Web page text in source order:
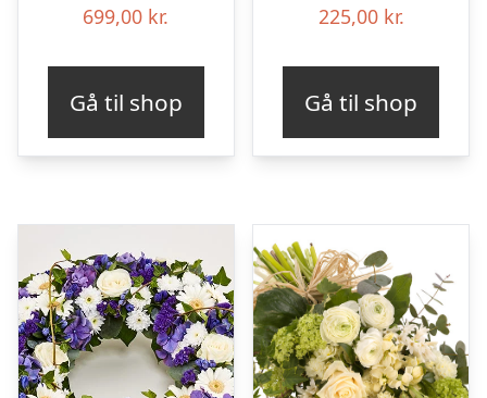
699,00 kr.
Gå til shop
225,00 kr.
Gå til shop